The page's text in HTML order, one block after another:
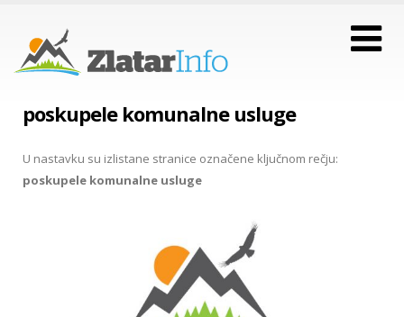
poskupele komunalne usluge
U nastavku su izlistane stranice označene ključnom rečju:
poskupele komunalne usluge